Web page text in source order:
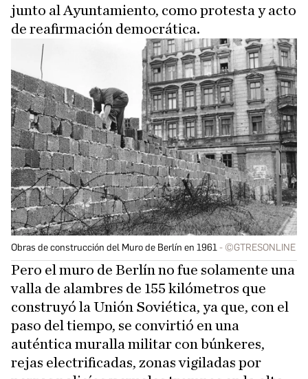
junto al Ayuntamiento, como protesta y acto
de reafirmación democrática.
Obras de construcción del Muro de Berlín en 1961 ©GTRESONLINE
Pero el muro de Berlín no fue solamente una
valla de alambres de 155 kilómetros que
construyó la Unión Soviética, ya que, con el
paso del tiempo, se convirtió en una
auténtica muralla militar con búnkeres,
rejas electrificadas, zonas vigiladas por